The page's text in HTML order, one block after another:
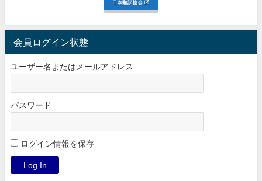
日本翻訳協会
会員ログイン状態
ユーザー名またはメールアドレス
パスワード
ログイン情報を保存